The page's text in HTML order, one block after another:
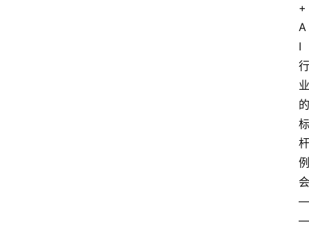
+
A
I
行
业
的
标
杆
例
会
—
—